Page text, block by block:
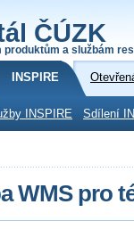
ČÚZK
produktům a službám
INSPIRE
INSPIRE Sdílení
WMS pro